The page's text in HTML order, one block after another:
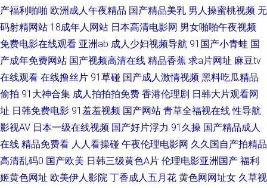
社 福利二区 麻豆视频在线 瑟瑟视频网站 91后入极品jK 超碰99在 黄色大全
免费观看 青青草狼友集中营 午夜诱惑剧场 91原创 91免费观看 深夜释放在线
91午夜电影观看 国产情侣啪啪啪 免费看簧 五月瑟瑟夜夜 97精品色情 国产精
品玫玖玖玖 欧美肏屄视频 天天干人人操 91只有精品 韩国aa免费视频 日本妞
91热爆TS伪娘 国产视频25页 欧美另类A片 亚洲三级性爱 aa网站 国模冰冰
产福利啪啪 欧洲成人午夜精品 国产精品美乳 男人操蜜桃视频 无
码射精网站 18成年人网站 日本高清电影网 男女啪啪午夜视频
免费电影在线观看 亚洲ab 成人少妇视频导航 91国产小青蛙 国
产成年免费网站 国产视频高清在线 精品香蕉 求a片网址 麻豆tv
在线观看 在线撸丝片 91草碰 国产成人激情视频 黑料吃瓜精品
偷拍 91大神合集 成人拍拍拍免费 香港伦理剧 日韩大片观看网
址 日韩免费电影 91羞羞视频 国产网站 青草全福视在线 性导航
影视AV 日本一级在线视频 国产好片浮力 91久操 国产精品成人
在线 精品免费看 人人看操碰 午夜伦理电影网 久久国自产拍精品
高清乱码0 国产欧美 日韩三级黄色A片 伦理电影亚洲国产 福利
姬黄色网址 欧美伊人影院 丁香成人五月花 黄色网网址女 久草视